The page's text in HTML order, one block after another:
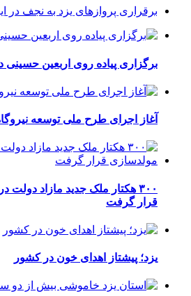
برقراری پرواز‌های یزد به نجف در
برگزاری پیاده روی اربعین حسینی در ۵۰ نقطه استان
آغاز اجرای طرح ملی توسعه
۳۰۰ هکتار ملک جدید مازاد دولت
قرار گرفت
یزد؛ پیشتاز اهدای خون در کشور